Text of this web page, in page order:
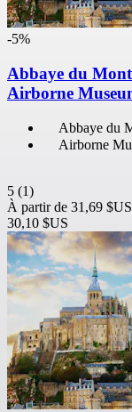
-5%
Abbaye du
Airborne
Abbaye du
Airborne
5 (1)
À partir de 31,69 $US
30,10 $US